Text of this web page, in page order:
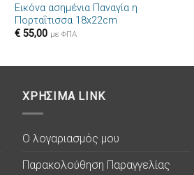
Εικόνα ασημένια Παναγία η
Πορταΐτισσα 18x22cm
€55,00 με ΦΠΑ
ΧΡΗΣΙΜΑ LINK
Ο λογαριασμός μου
Παρακολούθηση Παραγγελίας